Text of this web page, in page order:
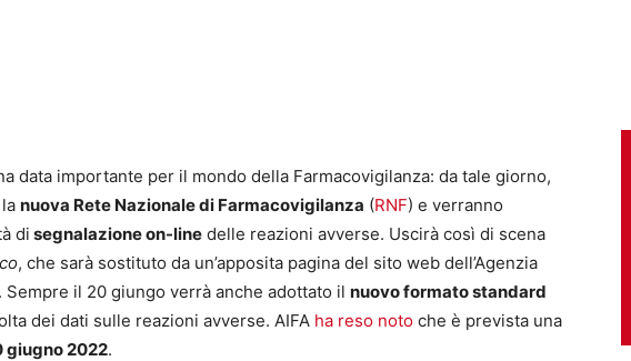
data importante per il mondo della Farmacovigilanza: da tale giorno,
nuova Rete Nazionale di Farmacovigilanza (RNF) e verranno
di segnalazione on-line delle reazioni avverse. Uscirà così di scena
, che sarà sostituto da un’apposita pagina del sito web dell’Agenzia
Sempre il 20 giungo verrà anche adottato il nuovo formato standard
dei dati sulle reazioni avverse. AIFA ha reso noto che è prevista una
giugno 2022.